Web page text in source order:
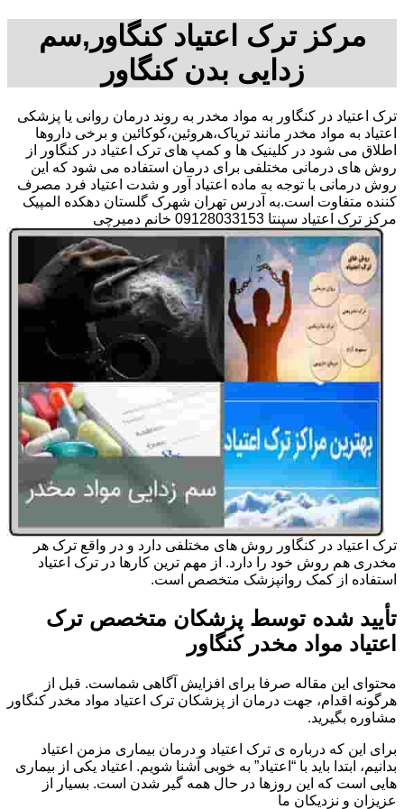
مرکز ترک اعتیاد کنگاور,سم
زدایی بدن کنگاور
ترک اعتیاد در کنگاور به مواد مخدر به روند درمان روانی یا پزشکی
اعتیاد به مواد مخدر مانند تریاک،هروئین،کوکائین و برخی داروها
اطلاق می شود در کلینیک ها و کمپ های ترک اعتیاد در کنگاور از
روش های درمانی مختلفی برای درمان استفاده می شود که این
روش درمانی با توجه به ماده اعتیاد آور و شدت اعتیاد فرد مصرف
کننده متفاوت است.به آدرس تهران شهرک گلستان دهکده المپیک
مرکز ترک اعتیاد سپنتا 09128033153 خانم دمیرچی
ترک اعتیاد در کنگاور روش های مختلفی دارد و در واقع ترک هر
مخدری هم روش خود را دارد. از مهم ترین کارها در ترک اعتیاد
استفاده از کمک روانپزشک متخصص است.
تأیید شده توسط پزشکان متخصص ترک
اعتیاد مواد مخدر کنگاور
محتوای این مقاله صرفا برای افزایش آگاهی شماست. قبل از
هرگونه اقدام، جهت درمان از پزشکان ترک اعتیاد مواد مخدر کنگاور
مشاوره بگیرید.
برای این که درباره ی ترک اعتیاد و درمان بیماری مزمن اعتیاد
بدانیم، ابتدا باید با “اعتیاد” به خوبی آشنا شویم. اعتیاد یکی از بیماری
هایی است که این روزها در حال همه گیر شدن است. بسیار از
عزیزان و نزدیکان ما